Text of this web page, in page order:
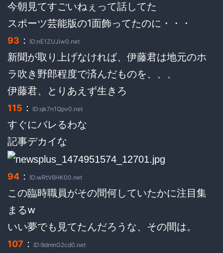
今朝見てすごいねぇって話してた
スポーツ芸能版の1面飾ってたのに・・・
93 ： ID:nE1ZUJiw0.net
新聞が取り上げなければ、伊藤君は地元のホ
ラ吹き野郎程度で済んだものを、、、
伊藤君、とりあえず生きろ
115 ： ID:qk7n1Qpv0.net
すぐにバレるわな
記事デカイな
94 ： ID:wRtV6HK00.net
この臨時職員がその間何していたかに注目集
まるw
いい夢でも見てたんだろうな、その間は。
107 ： ID:9dmnG2cd0.net